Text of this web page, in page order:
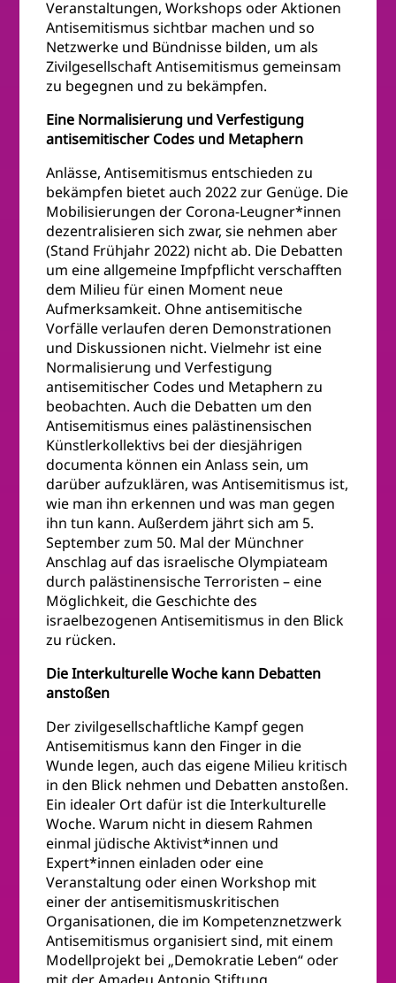
Veranstaltungen, Workshops oder Aktionen
Antisemitismus sichtbar machen und so
Netzwerke und Bündnisse bilden, um als
Zivilgesellschaft Antisemitismus gemeinsam
zu begegnen und zu bekämpfen.
Eine Normalisierung und Verfestigung
antisemitischer Codes und Metaphern
Anlässe, Antisemitismus entschieden zu
bekämpfen bietet auch 2022 zur Genüge. Die
Mobilisierungen der Corona-Leugner*innen
dezentralisieren sich zwar, sie nehmen aber
(Stand Frühjahr 2022) nicht ab. Die Debatten
um eine allgemeine Impfpflicht verschafften
dem Milieu für einen Moment neue
Aufmerksamkeit. Ohne antisemitische
Vorfälle verlaufen deren Demonstrationen
und Diskussionen nicht. Vielmehr ist eine
Normalisierung und Verfestigung
antisemitischer Codes und Metaphern zu
beobachten. Auch die Debatten um den
Antisemitismus eines palästinensischen
Künstlerkollektivs bei der diesjährigen
documenta können ein Anlass sein, um
darüber aufzuklären, was Antisemitismus ist,
wie man ihn erkennen und was man gegen
ihn tun kann. Außerdem jährt sich am 5.
September zum 50. Mal der Münchner
Anschlag auf das israelische Olympiateam
durch palästinensische Terroristen – eine
Möglichkeit, die Geschichte des
israelbezogenen Antisemitismus in den Blick
zu rücken.
Die Interkulturelle Woche kann Debatten
anstoßen
Der zivilgesellschaftliche Kampf gegen
Antisemitismus kann den Finger in die
Wunde legen, auch das eigene Milieu kritisch
in den Blick nehmen und Debatten anstoßen.
Ein idealer Ort dafür ist die Interkulturelle
Woche. Warum nicht in diesem Rahmen
einmal jüdische Aktivist*innen und
Expert*innen einladen oder eine
Veranstaltung oder einen Workshop mit
einer der antisemitismuskritischen
Organisationen, die im Kompetenznetzwerk
Antisemitismus organisiert sind, mit einem
Modellprojekt bei „Demokratie Leben“ oder